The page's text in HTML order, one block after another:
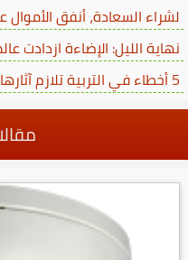
لشراء السعادة، أنفق
نهاية الليل: الإضاءة ازدادت
5 أخطاء في التربية تلازم آثارها أطفالكم مدى الحياة